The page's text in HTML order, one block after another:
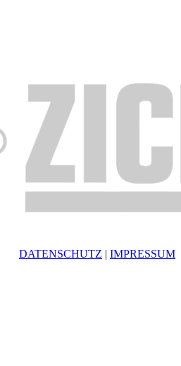
DATENSCHUTZ | IMPRESSUM